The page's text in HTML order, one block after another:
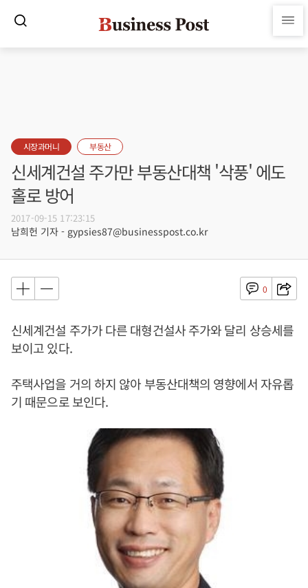
시장과머니 부동산
신세계건설 주가만 부동산대책 '삭풍' 에도
홀로 방어
2017-09-15 17:23:15
남희헌 기자 - gypsies87@businesspost.co.kr
0
신세계건설 주가가 다른 대형건설사 주가와 달리 상승세를
보이고 있다.
주택사업을 거의 하지 않아 부동산대책의 영향에서 자유롭
기 때문으로 보인다.